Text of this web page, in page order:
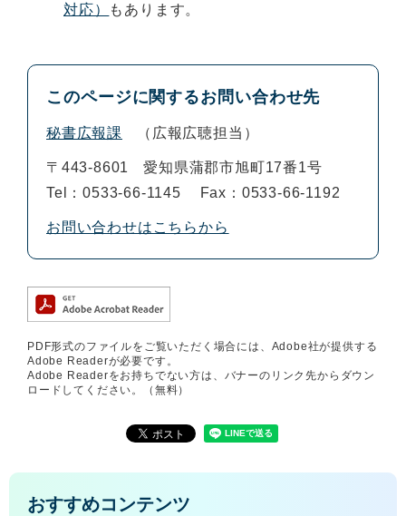
対応）
もあります。
このページに関するお問い合わせ先
秘書広報課 広報広聴担当
〒443-8601
愛知県蒲郡市旭町17番1号
Tel：0533-66-1145
Fax：0533-66-1192
お問い合わせはこちらから
PDF形式のファイルをご覧いただく場合には、Adobe社が提供する
Adobe Readerが必要です。
Adobe Readerをお持ちでない方は、バナーのリンク先からダウン
ロードしてください。（無料）
おすすめコンテンツ